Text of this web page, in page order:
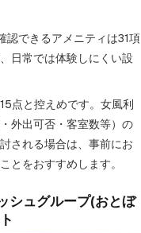
認できるアメニティは31項
日常では体験しにくい設
点と控えめです。女風利
外出可否・客室数等）の
される場合は、事前にお
とをおすすめします。
シュグループ(おとぼ